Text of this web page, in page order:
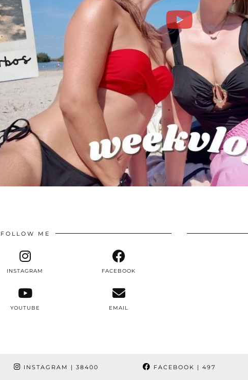
FOLLOW ME
INSTAGRAM FACEBOOK
YOUTUBE EMAIL
INSTAGRAM | 38400 FACEBOOK | 497